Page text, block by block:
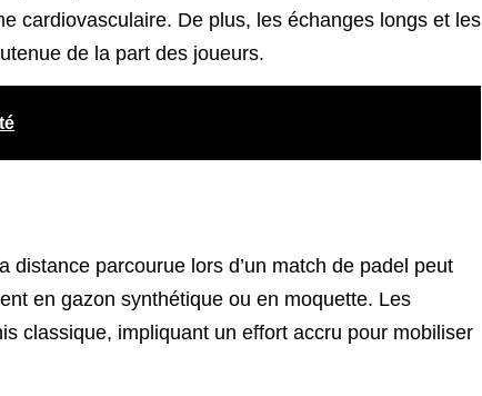
cardiovasculaire. De plus, les échanges longs et les
de la part des joueurs.
distance parcourue lors d’un match de padel peut
en gazon synthétique ou en moquette. Les
classique, impliquant un effort accru pour mobiliser